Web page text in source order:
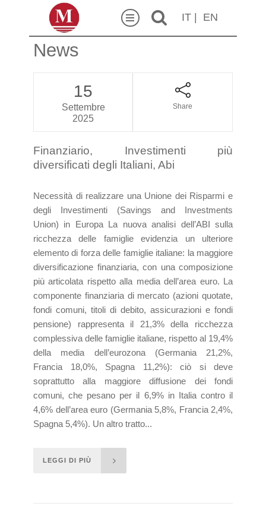
IT| EN
News
15
Settembre
2025
Share
Finanziario, Investimenti più
diversificati degli Italiani, Abi
Necessità di realizzare una Unione dei Risparmi e
degli Investimenti (Savings and Investments
Union) in Europa La nuova analisi dell’ABI sulla
ricchezza delle famiglie evidenzia un ulteriore
elemento di forza delle famiglie italiane: la maggiore
diversificazione finanziaria, con una composizione
più articolata rispetto alla media dell’area euro. La
componente finanziaria di mercato (azioni quotate,
fondi comuni, titoli di debito, assicurazioni e fondi
pensione) rappresenta il 21,3% della ricchezza
complessiva delle famiglie italiane, rispetto al 19,4%
della media dell’eurozona (Germania 21,2%,
Francia 18,0%, Spagna 11,2%): ciò si deve
soprattutto alla maggiore diffusione dei fondi
comuni, che pesano per il 6,9% in Italia contro il
4,6% dell’area euro (Germania 5,8%, Francia 2,4%,
Spagna 5,4%). Un altro tratto...
LEGGI DI PIÙ